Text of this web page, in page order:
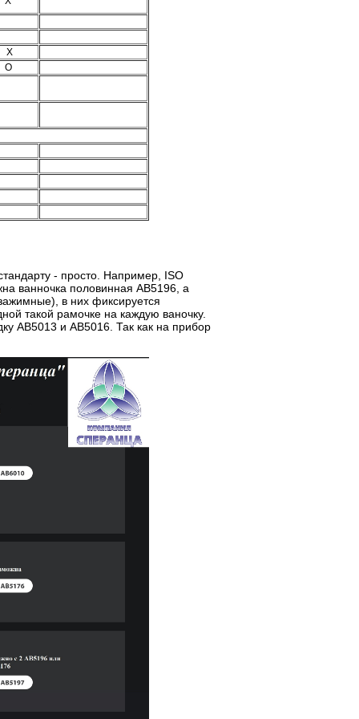
X
O
- просто. Например, ISO
ванночка половинная АВ5196, а
в них фиксируется
такой рамочке на каждую ваночку.
АВ5013 и АВ5016. Так как на прибор